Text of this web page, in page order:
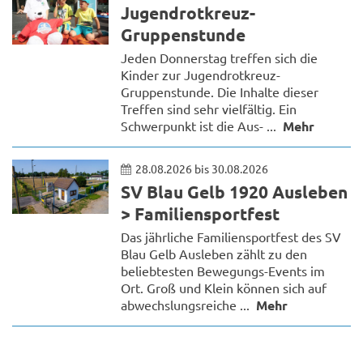
Jugendrotkreuz-
Gruppenstunde
Jeden Donnerstag treffen sich die
Kinder zur Jugendrotkreuz-
Gruppenstunde. Die Inhalte dieser
Treffen sind sehr vielfältig. Ein
Schwerpunkt ist die Aus- ... Mehr
28.08.2026 bis 30.08.2026
SV Blau Gelb 1920 Ausleben
> Familiensportfest
Das jährliche Familiensportfest des SV
Blau Gelb Ausleben zählt zu den
beliebtesten Bewegungs-Events im
Ort. Groß und Klein können sich auf
abwechslungsreiche ... Mehr